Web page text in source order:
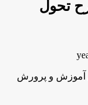
تحول
آموزش و پرورش